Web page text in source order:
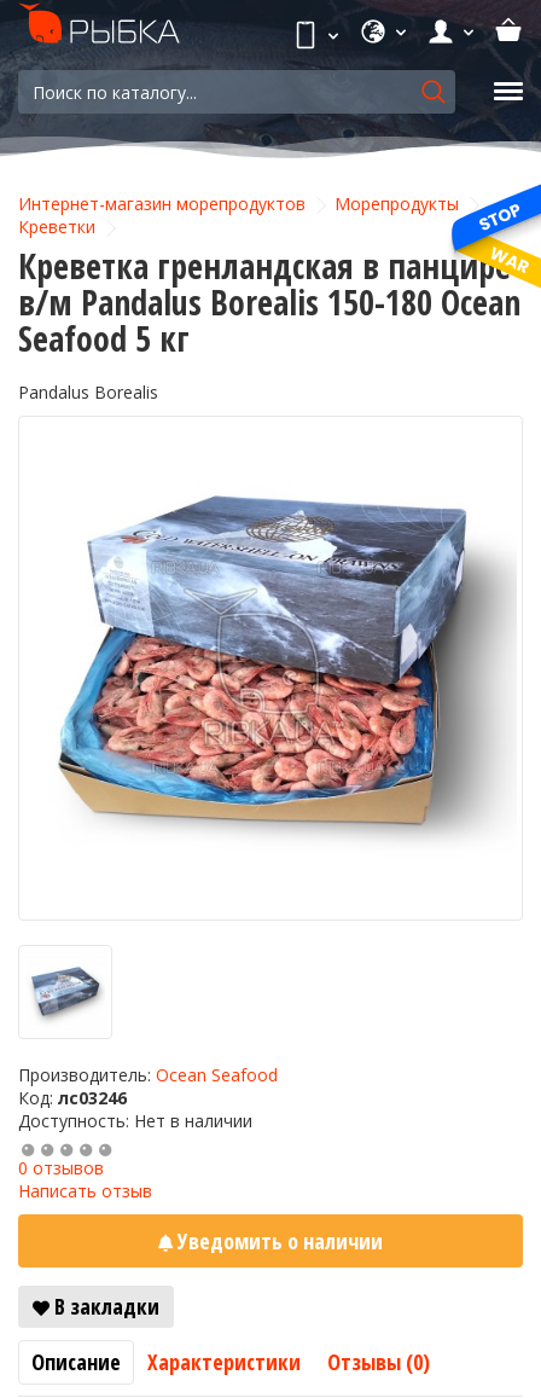
Интернет-магазин морепродуктов
Морепродукты
Креветки
Креветка гренландская в панцире
в/м Pandalus Borealis 150-180 Ocean
Seafood 5 кг
Pandalus Borealis
Производитель: Ocean Seafood
Код: лс03246
Доступность: Нет в наличии
0 отзывов
Написать отзыв
Уведомить о наличии
В закладки
Описание
Характеристики Отзывы (0)